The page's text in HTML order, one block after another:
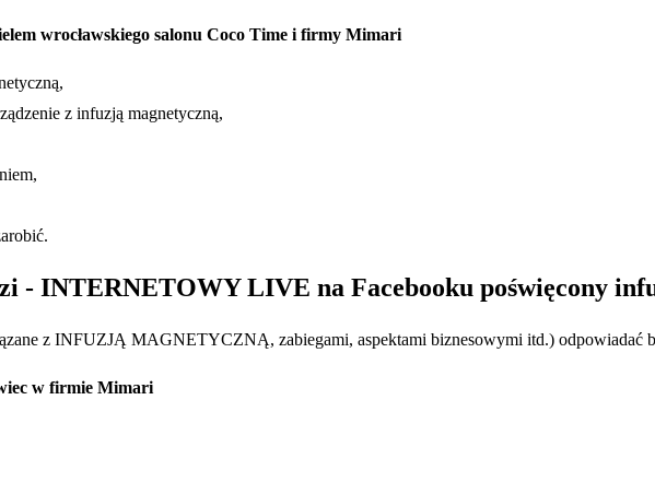
wrocławskiego salonu Coco Time i firmy Mimari
z infuzją magnetyczną,
- INTERNETOWY LIVE na Facebooku poświęcony
z INFUZJĄ MAGNETYCZNĄ, zabiegami, aspektami biznesowymi itd.) odpowiadać
w firmie Mimari